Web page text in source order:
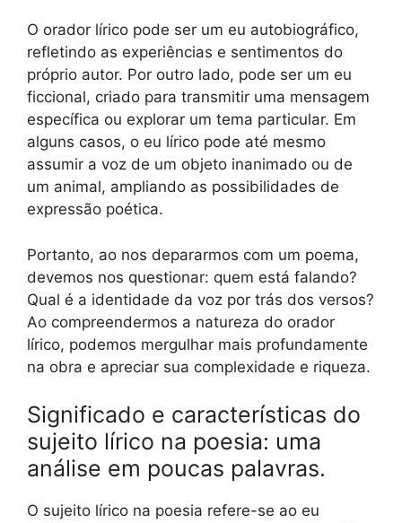
O orador lírico pode ser um eu autobiográfico,
refletindo as experiências e sentimentos do
próprio autor. Por outro lado, pode ser um eu
ficcional, criado para transmitir uma mensagem
específica ou explorar um tema particular. Em
alguns casos, o eu lírico pode até mesmo
assumir a voz de um objeto inanimado ou de
um animal, ampliando as possibilidades de
expressão poética.
Portanto, ao nos depararmos com um poema,
devemos nos questionar: quem está falando?
Qual é a identidade da voz por trás dos versos?
Ao compreendermos a natureza do orador
lírico, podemos mergulhar mais profundamente
na obra e apreciar sua complexidade e riqueza.
Significado e características do
sujeito lírico na poesia: uma
análise em poucas palavras.
O sujeito lírico na poesia refere-se ao eu